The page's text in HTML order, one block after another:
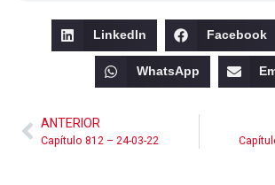
LinkedIn Facebook
WhatsApp
ANTERIOR
Capítulo 812 – 24-03-22